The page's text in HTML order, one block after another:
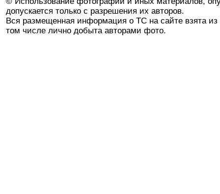
допускается только с разрешения их авторов.
Вся размещенная информация о ТС на сайте взята из
том числе лично добыта авторами фото.